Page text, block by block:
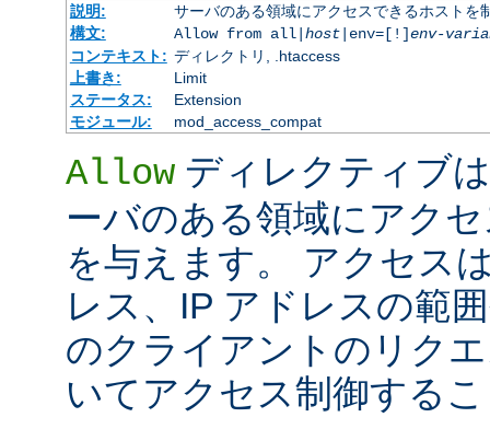
説明:
サーバのある領域にアクセスできるホストを
構文:
Allow from all| host|env=[!]env-
コンテキスト: ディレクトリ, .htaccess
上書き:
Limit
ステータス:
Extension
モジュール:
mod_access_compat
Allow ディレクティブ
ーバのある領域にアク
を与えます。 アクセス
レス、IP アドレスの範
のクライアントのリク
いてアクセス制御する